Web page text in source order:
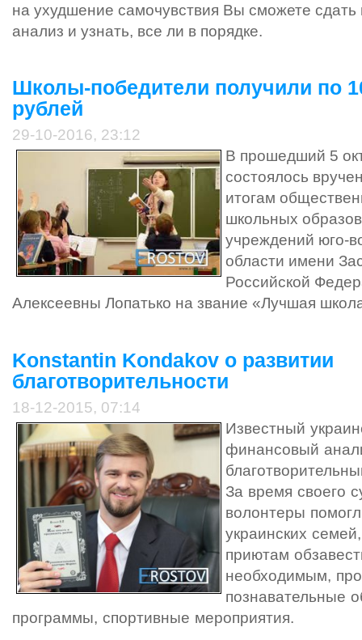
на ухудшение самочувствия Вы сможете
анализ и узнать, все ли в порядке.
Школы-победители получили по
рублей
29-10-2016, 23:12
В прошедший 5
состоялось
итогам
школьных
учреждений юго-
области имени
Российской
Алексеевны Лопатько на звание «Лучшая
Konstantin Kondakov о развитии
благотворительности
18-12-2015, 07:14
Известный
финансовый
За время своего
волонтеры
украинских
приютам
необходимым,
познавательные
программы, спортивные мероприятия.